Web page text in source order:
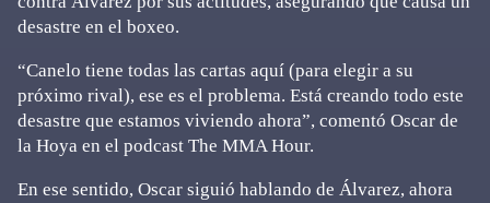
desastre en el boxeo.
“Canelo tiene todas las cartas aquí (para elegir a su
próximo rival), ese es el problema. Está creando todo este
desastre que estamos viviendo ahora”, comentó Oscar de
la Hoya en el podcast The MMA Hour.
En ese sentido, Oscar siguió hablando de Álvarez, ahora